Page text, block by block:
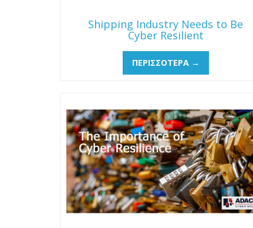
Shipping Industry Needs to Be
Cyber Resilient
ΠΕΡΙΣΣΌΤΕΡΑ →